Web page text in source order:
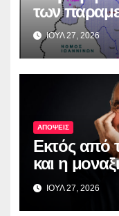
των
ΙΟΥΛ 27, 2026
ΑΠΟΨΕΙΣ
Εκτός από
και η
ΙΟΥΛ 27, 2026